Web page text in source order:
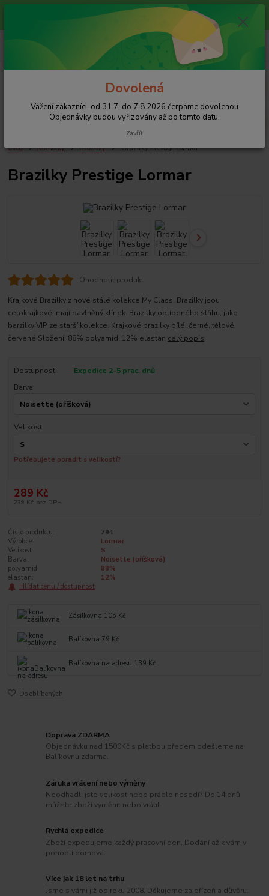
Vážení zákazníci, od 31.7. do 7.8.2026 čerpáme dovolenou
Objednávky budou vyřizovány až po tomto datu.
+420 608 754 282
pište email, pokud nezvedám tel.
Úvod Kalhotky Brazilky Brazilky Prestige Lormar
Brazilky Prestige Lormar
Ohodnotit produkt
Krajkové Brazilky z nové stálé kolekce My Class. Brazilky jsou
celokrajkové, mají bavlněný klínek. Brazilky oblíbeného střihu, jako
barzilky VIP ze starší kolekce. Krajkové brazilky bílé, černé, tělové,
červené Složení: 88% polyamid, 12% elastan celý popis
Dostupnost
Expedice 2-5 prac. dnů
Barva
Velikost
Potřebujete poradit s velikostí?
289 Kč
239 Kč bez DPH
Číslo produktu:
794
Výrobce:
Lormar
Velikost:
S
Barva:
Noisette (oříšková)
polyamid:
88%
elastan:
12%
Hlídat cenu / dostupnost
Zásilkovna 105 Kč
Balíkovna 79 Kč
Balíkovna na adresu 139 Kč
Do oblíbených
Doprava ZDARMA
Objednávku nad 1500Kč s platbou předem odešleme na
Balíkovnu zdarma.
Záruka vrácení nebo výměny
Neodhadli jste velikost nebo prádlo nesedí? Do 14 dnů
můžete zboží vyměnit nebo vrátit.
Rychlá expedice
Zboží expedujeme každý pracovní den. Dodání až k vám v
pohodlí domova.
Více jak 18 let na trhu
Jsme s vámi již od roku 2008. Děkujeme za přízeň a důvěru.
Dovolená
Vážení zákazníci, od 31.7. do 7.8.2026 čerpáme dovolenou
Objednávky budou vyřizovány až po tomto datu.
Zavřít